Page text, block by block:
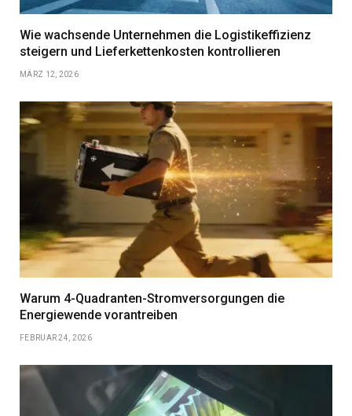
Wie wachsende Unternehmen die Logistikeffizienz
steigern und Lieferkettenkosten kontrollieren
MÄRZ 12, 2026
Warum 4-Quadranten-Stromversorgungen die
Energiewende vorantreiben
FEBRUAR 24, 2026